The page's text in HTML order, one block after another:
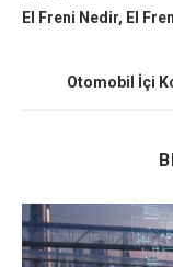
El Freni Nedir, El
Otomobil İçi